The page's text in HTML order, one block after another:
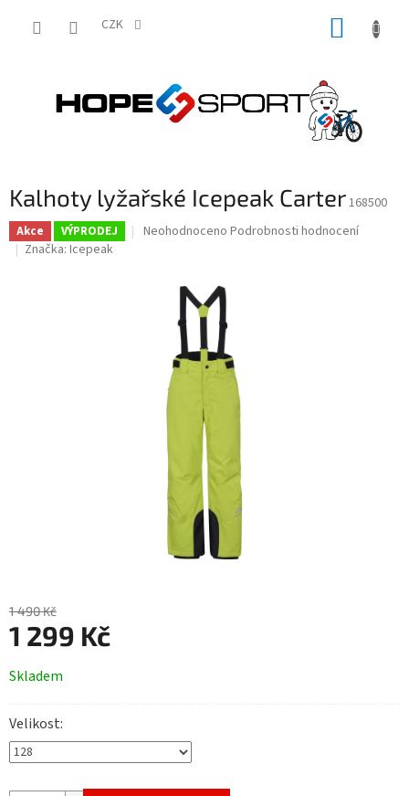
CZK
Kalhoty lyžařské Icepeak Carter168500
Akce VÝPRODEJ
Průměrné
hvězdiček.
Neohodnoceno Podrobnosti hodnocení
Značka: Icepeak
1 490 Kč
1 299 Kč
cena:
Skladem
Velikost